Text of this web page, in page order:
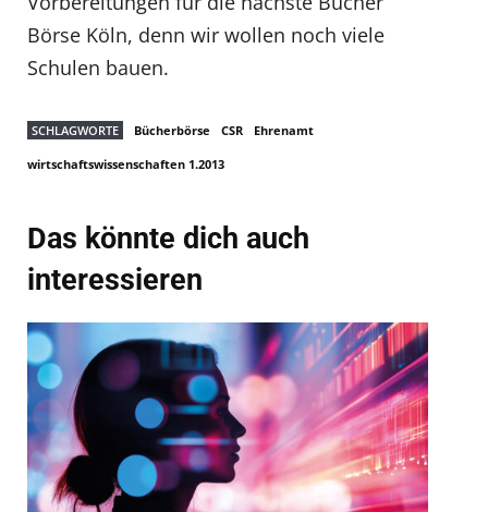
Börse Köln, denn wir wollen noch viele
Schulen bauen.
SCHLAGWORTE Bücherbörse CSR Ehrenamt
wirtschaftswissenschaften 1.2013
Das könnte dich auch
interessieren